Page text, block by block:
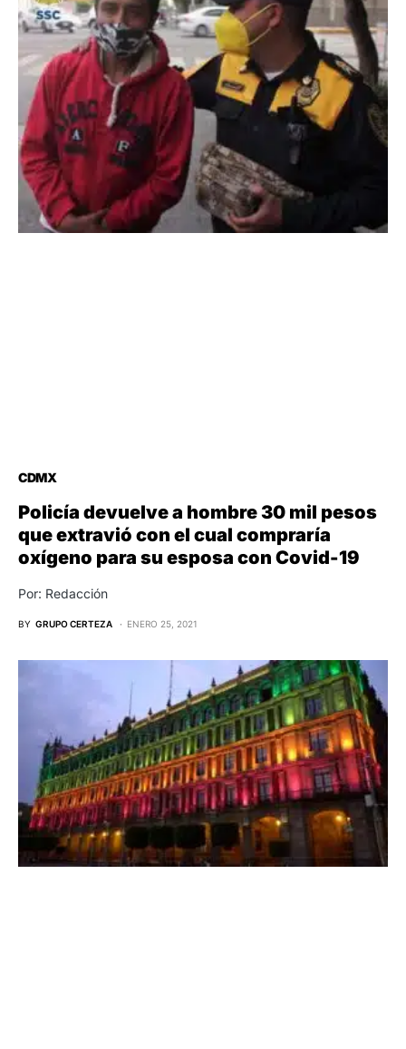
CDMX
Policía devuelve a hombre 30 mil pesos
que extravió con el cual compraría
oxígeno para su esposa con Covid-19
Por: Redacción
BY GRUPO CERTEZA ENERO 25, 2021